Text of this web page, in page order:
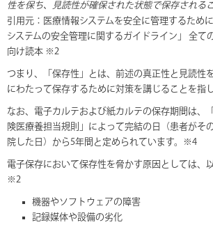
性を保ち、見読性が確保された状態で保存される
引用元：医療情報システムを安全に管理するため
システムの安全管理に関するガイドライン」 全て
向け読本 ※2
つまり、「保存性」とは、前述の真正性と見読性
にわたって保存するために対策を講じることを指し
なお、電子カルテおよび紙カルテの保存期間は、
険医療養担当規則」によって完結の日（患者がそ
院した日）から5年間と定められています。※4
電子保存において保存性を脅かす原因としては、
※2
機器やソフトウェアの障害
記録媒体や設備の劣化